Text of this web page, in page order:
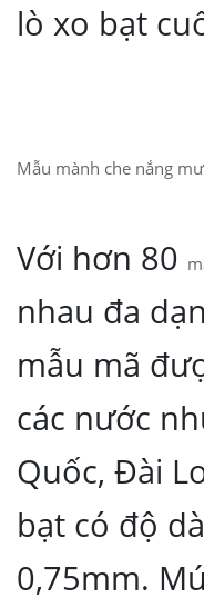
lò xo bạt
Mẫu mành che nắng
Với hơn 80
nhau đa
mẫu mã
các nước
Quốc, Đài
bạt có độ
0,75mm.